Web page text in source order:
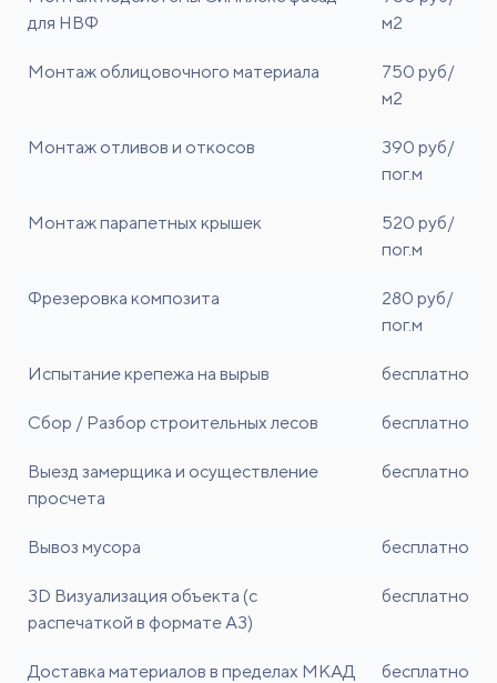
для НВФ
м2
Монтаж облицовочного материала
750 руб/
м2
Монтаж отливов и откосов
390 руб/
пог.м
Монтаж парапетных крышек
520 руб/
пог.м
Фрезеровка композита
280 руб/
пог.м
Испытание крепежа на вырыв бесплатно
Сбор / Разбор строительных лесов бесплатно
Выезд замерщика и осуществление
просчета
бесплатно
Вывоз мусора бесплатно
3D Визуализация объекта (с
распечаткой в формате A3)
бесплатно
Доставка материалов в пределах МКАД бесплатно